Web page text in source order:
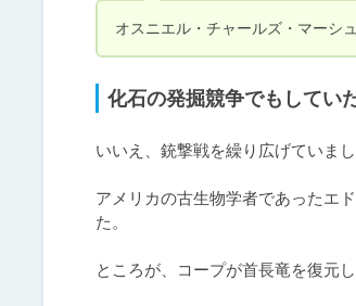
オスニエル・チャールズ・マーシ
化石の発掘競争でもしてい
いいえ、銃撃戦を繰り広げていまし
アメリカの古生物学者であったエ
た。
ところが、コープが首長竜を復元